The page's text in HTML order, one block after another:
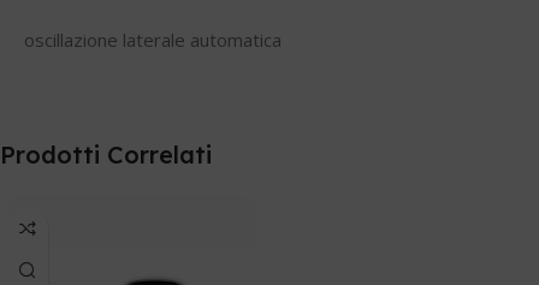
oscillazione laterale automatica
Prodotti Correlati